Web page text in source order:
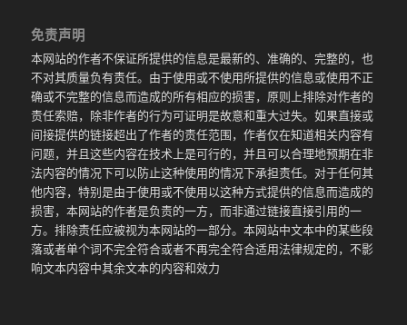
免责声明
本网站的作者不保证所提供的信息是最新的、准确的、完整的，也
不对其质量负有责任。由于使用或不使用所提供的信息或使用不正
确或不完整的信息而造成的所有相应的损害，原则上排除对作者的
责任索赔，除非作者的行为可证明是故意和重大过失。如果直接或
间接提供的链接超出了作者的责任范围，作者仅在知道相关内容有
问题，并且这些内容在技术上是可行的，并且可以合理地预期在非
法内容的情况下可以防止这种使用的情况下承担责任。对于任何其
他内容，特别是由于使用或不使用以这种方式提供的信息而造成的
损害，本网站的作者是负责的一方，而非通过链接直接引用的一
方。排除责任应被视为本网站的一部分。本网站中文本中的某些段
落或者单个词不完全符合或者不再完全符合适用法律规定的，不影
响文本内容中其余文本的内容和效力